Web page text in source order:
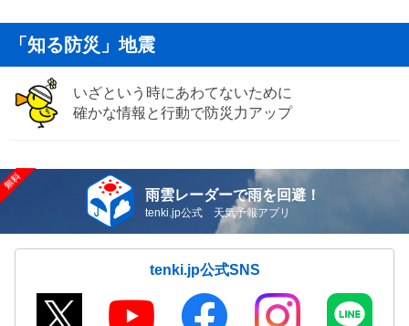
「知る防災」地震
いざという時にあわてないために
確かな情報と行動で防災力アップ
雨雲レーダーで雨を回避！
tenki.jp公式 天気予報アプリ
tenki.jp公式SNS